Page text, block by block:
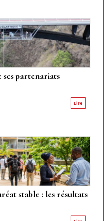
partenariats
Lire
stable : les résultats